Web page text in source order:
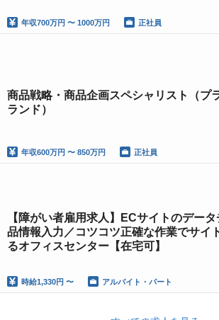
年収700万円 〜 1000万円 正社員
商品戦略・商品企画スペシャリスト（プ
ランド）
年収600万円 〜 850万円 正社員
【障がい者雇用求人】ECサイトのデー
品情報入力／コツコツ正確な作業でサイ
るオフィスセンター【在宅可】
時給1,330円 〜 アルバイト・パート